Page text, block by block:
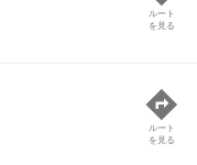
ルート
を見る
ルート
を見る